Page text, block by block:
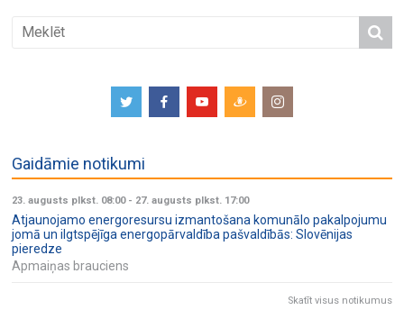
Gaidāmie notikumi
23. augusts plkst. 08:00- 27. augusts plkst. 17:00
Atjaunojamo energoresursu izmantošana komunālo pakalpojumu
jomā un ilgtspējīga energopārvaldība pašvaldībās: Slovēnijas
pieredze
Apmaiņas brauciens
Skatīt visus notikumus